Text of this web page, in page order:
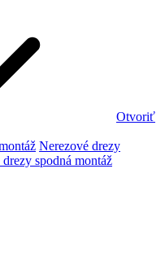
Otvoriť
Nerezové drezy
spodná montáž